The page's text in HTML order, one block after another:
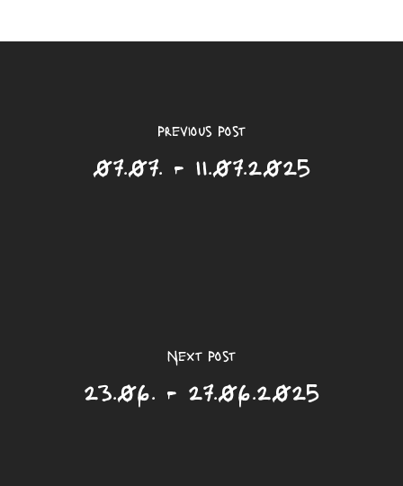
Previous Post
07.07. - 11.07.2025
Next Post
23.06. - 27.06.2025